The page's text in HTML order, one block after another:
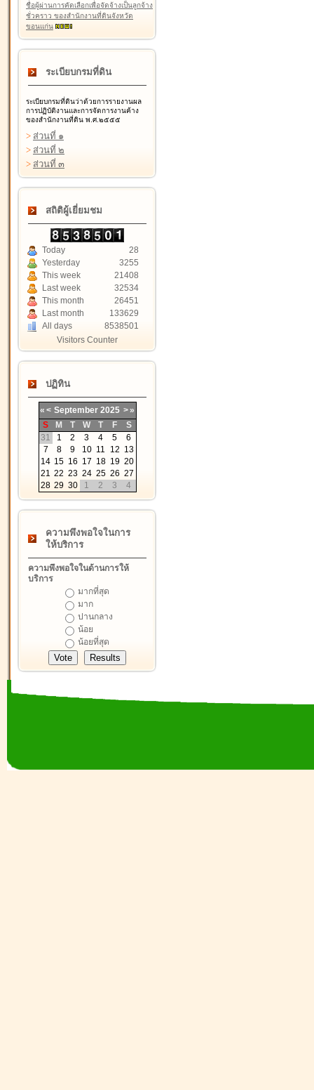
ชื่อผู้ผ่านการคัดเลือกเพื่อจัดจ้างเป็นลูกจ้าง
ชั่วคราว ของสำนักงานที่ดินจังหวัด
ขอนแก่น
ระเบียบกรมที่ดิน
ระเบียบกรมที่ดินว่าด้วยการรายงานผล
การปฏิบัติงานและการจัดการงานค้าง
ของสำนักงานที่ดิน พ.ศ.๒๕๕๕
> ส่วนที่ ๑
> ส่วนที่ ๒
> ส่วนที่ ๓
สถิติผู้เยี่ยมชม
Today
28
Yesterday
3255
This week
21408
Last week
32534
This month
26451
Last month
133629
All days
8538501
Visitors Counter
ปฏิทิน
« < September 2025 >»
S
M T W T F
S
31
1 2 3 4 5
6
7
8 9 10 11 12 13
14 15 16 17 18 19 20
21 22 23 24 25 26 27
28 29 30 1 2 3 4
ความพึงพอใจในการ
ให้บริการ
ความพึงพอใจในด้านการให้
บริการ
มากที่สุด
มาก
ปานกลาง
น้อย
น้อยที่สุด